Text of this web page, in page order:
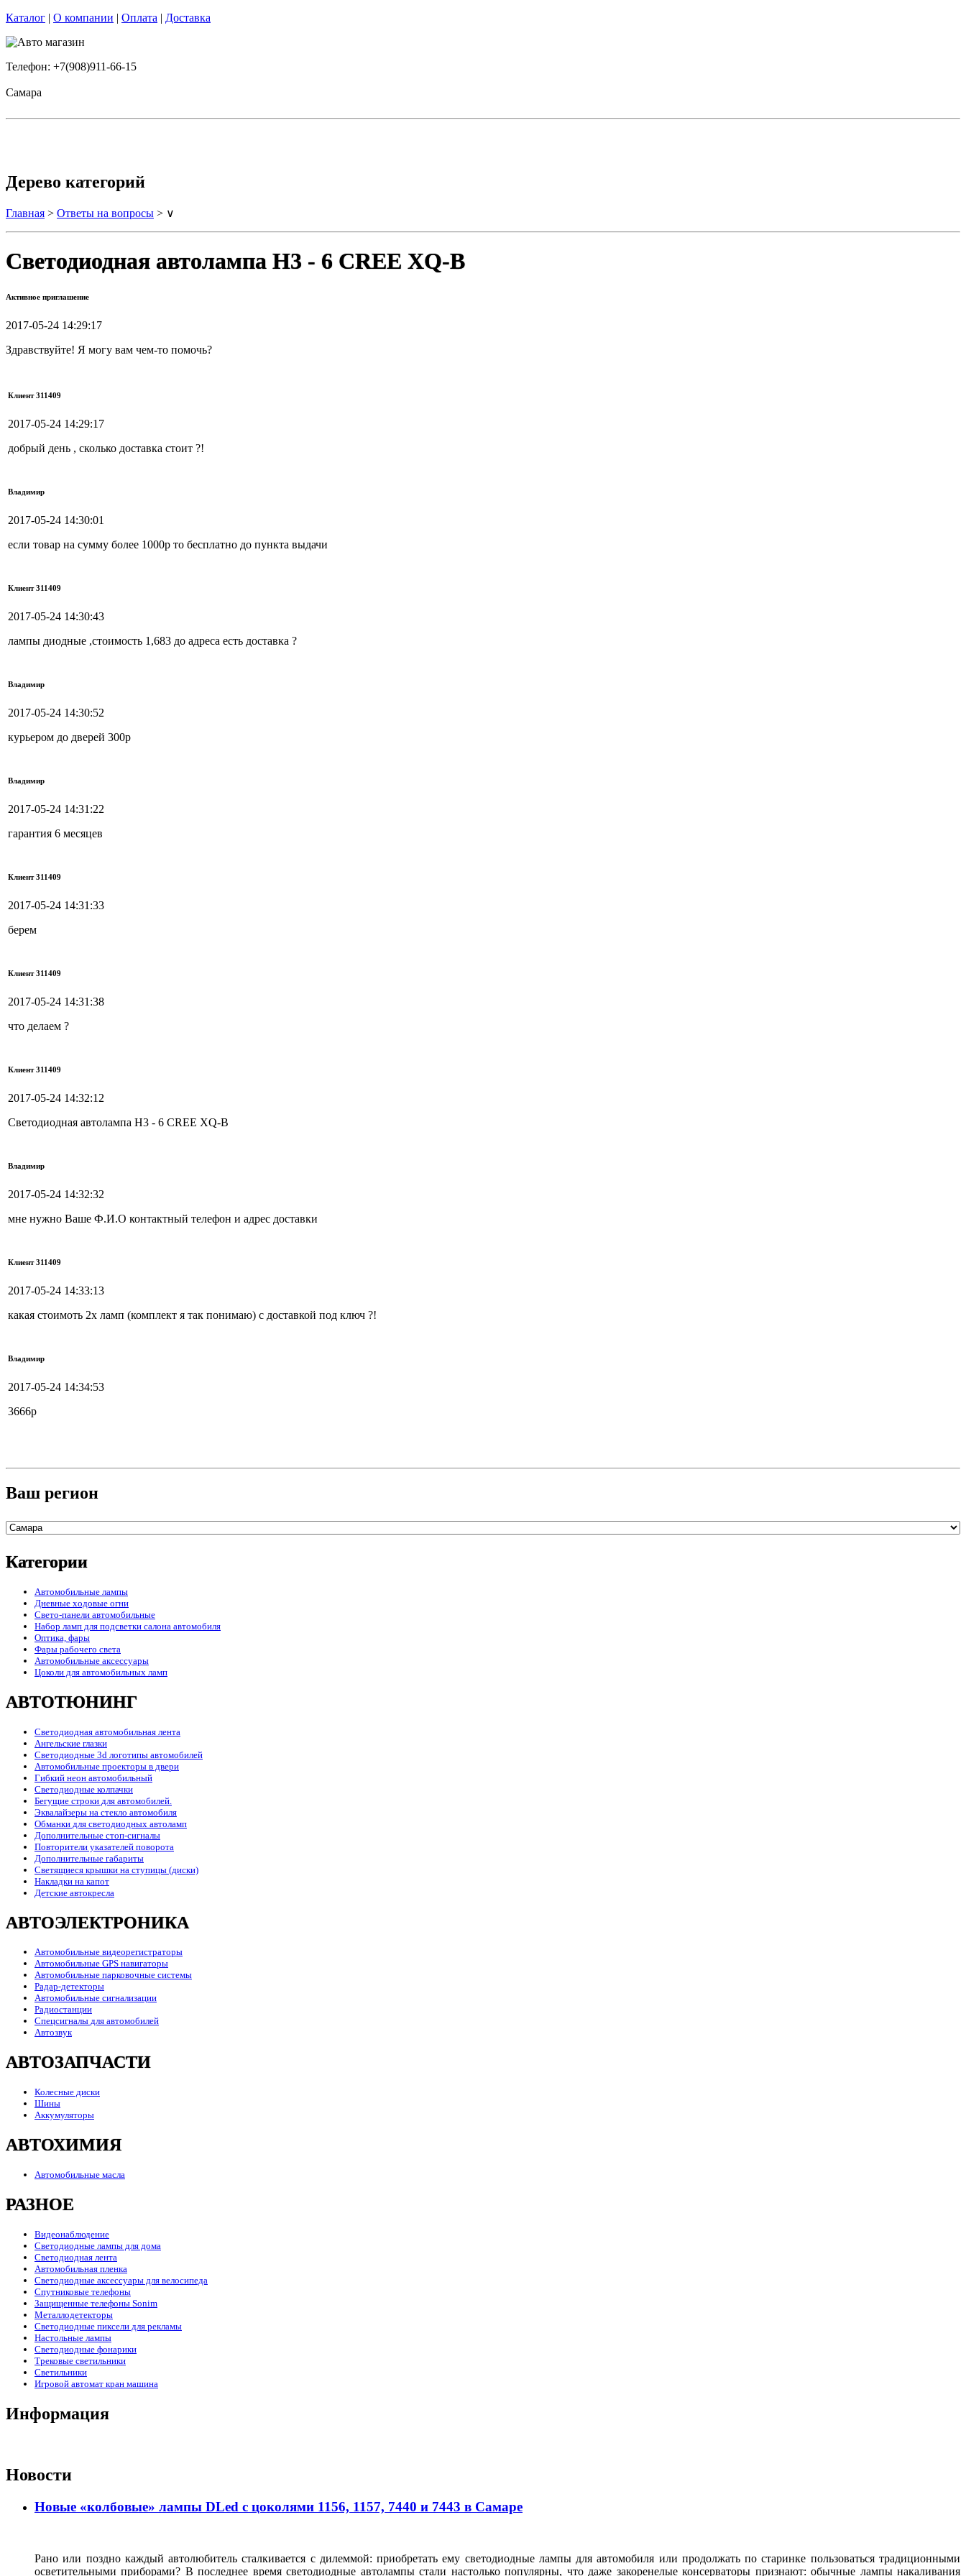
Каталог | О компании | Оплата | Доставка
Телефон: +7(908)911-66-15
Самара
Дерево категорий
Главная > Ответы на вопросы > ∨
Светодиодная автолампа H3 - 6 CREE XQ-B
Активное приглашение
2017-05-24 14:29:17
Здравствуйте! Я могу вам чем-то помочь?
Клиент 311409
2017-05-24 14:29:17
добрый день , сколько доставка стоит ?!
Владимир
2017-05-24 14:30:01
если товар на сумму более 1000р то бесплатно до пункта выдачи
Клиент 311409
2017-05-24 14:30:43
лампы диодные ,стоимость 1,683 до адреса есть доставка ?
Владимир
2017-05-24 14:30:52
курьером до дверей 300р
Владимир
2017-05-24 14:31:22
гарантия 6 месяцев
Клиент 311409
2017-05-24 14:31:33
берем
Клиент 311409
2017-05-24 14:31:38
что делаем ?
Клиент 311409
2017-05-24 14:32:12
Светодиодная автолампа H3 - 6 CREE XQ-B
Владимир
2017-05-24 14:32:32
мне нужно Ваше Ф.И.О контактный телефон и адрес доставки
Клиент 311409
2017-05-24 14:33:13
какая стоимоть 2х ламп (комплект я так понимаю) с доставкой под ключ ?!
Владимир
2017-05-24 14:34:53
3666р
Ваш регион
Категории
Автомобильные лампы
Дневные ходовые огни
Свето-панели автомобильные
Набор ламп для подсветки салона автомобиля
Оптика, фары
Фары рабочего света
Автомобильные аксессуары
Цоколи для автомобильных ламп
АВТОТЮНИНГ
Светодиодная автомобильная лента
Ангельские глазки
Светодиодные 3d логотипы автомобилей
Автомобильные проекторы в двери
Гибкий неон автомобильный
Светодиодные колпачки
Бегущие строки для автомобилей.
Эквалайзеры на стекло автомобиля
Обманки для светодиодных автоламп
Дополнительные стоп-сигналы
Повторители указателей поворота
Дополнительные габариты
Светящиеся крышки на ступицы (диски)
Накладки на капот
Детские автокресла
АВТОЭЛЕКТРОНИКА
Автомобильные видеорегистраторы
Автомобильные GPS навигаторы
Автомобильные парковочные системы
Радар-детекторы
Автомобильные сигнализации
Радиостанции
Спецсигналы для автомобилей
Автозвук
АВТОЗАПЧАСТИ
Колесные диски
Шины
Аккумуляторы
АВТОХИМИЯ
Автомобильные масла
РАЗНОЕ
Видеонаблюдение
Светодиодные лампы для дома
Светодиодная лента
Автомобильная пленка
Светодиодные аксессуары для велосипеда
Спутниковые телефоны
Защищенные телефоны Sonim
Металлодетекторы
Светодиодные пиксели для рекламы
Настольные лампы
Светодиодные фонарики
Трековые светильники
Светильники
Игровой автомат кран машина
Информация
Новости
Новые «колбовые» лампы DLed с цоколями 1156, 1157, 7440 и 7443 в Самаре
Рано или поздно каждый автолюбитель сталкивается с дилеммой: приобретать ему светодиодные лампы для автомобиля или продолжать по старинке пользоваться традиционными
осветительными приборами? В последнее время светодиодные автолампы стали настолько популярны, что даже закоренелые консерваторы признают: обычные лампы накаливания